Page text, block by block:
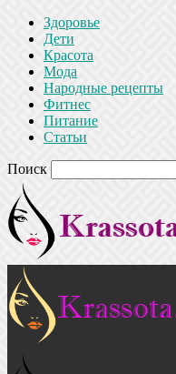
Здоровье
Дети
Красота
Мода
Народные рецепты
Фитнес
Питание
Статьи
Поиск